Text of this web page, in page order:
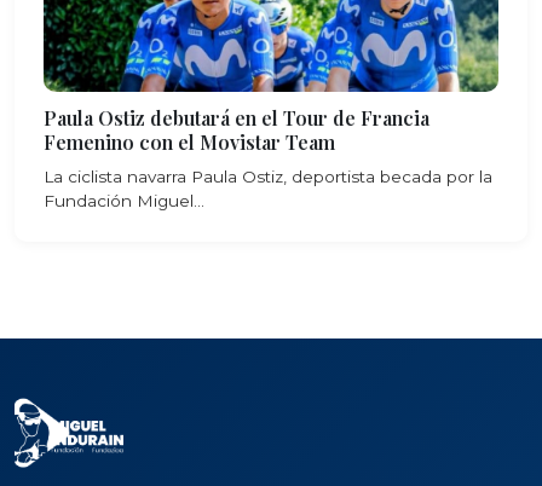
Paula Ostiz debutará en el Tour de Francia
Femenino con el Movistar Team
La ciclista navarra Paula Ostiz, deportista becada por la
Fundación Miguel...